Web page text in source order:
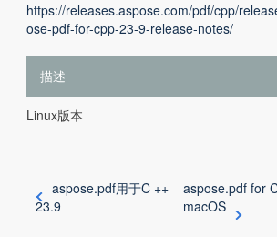
https://releases.aspose.com/pdf/cpp/
ose-pdf-for-cpp-23-9-release-notes/
描述
Linux版本
aspose.pdf用于C ++
23.9
aspose.pdf for
macOS